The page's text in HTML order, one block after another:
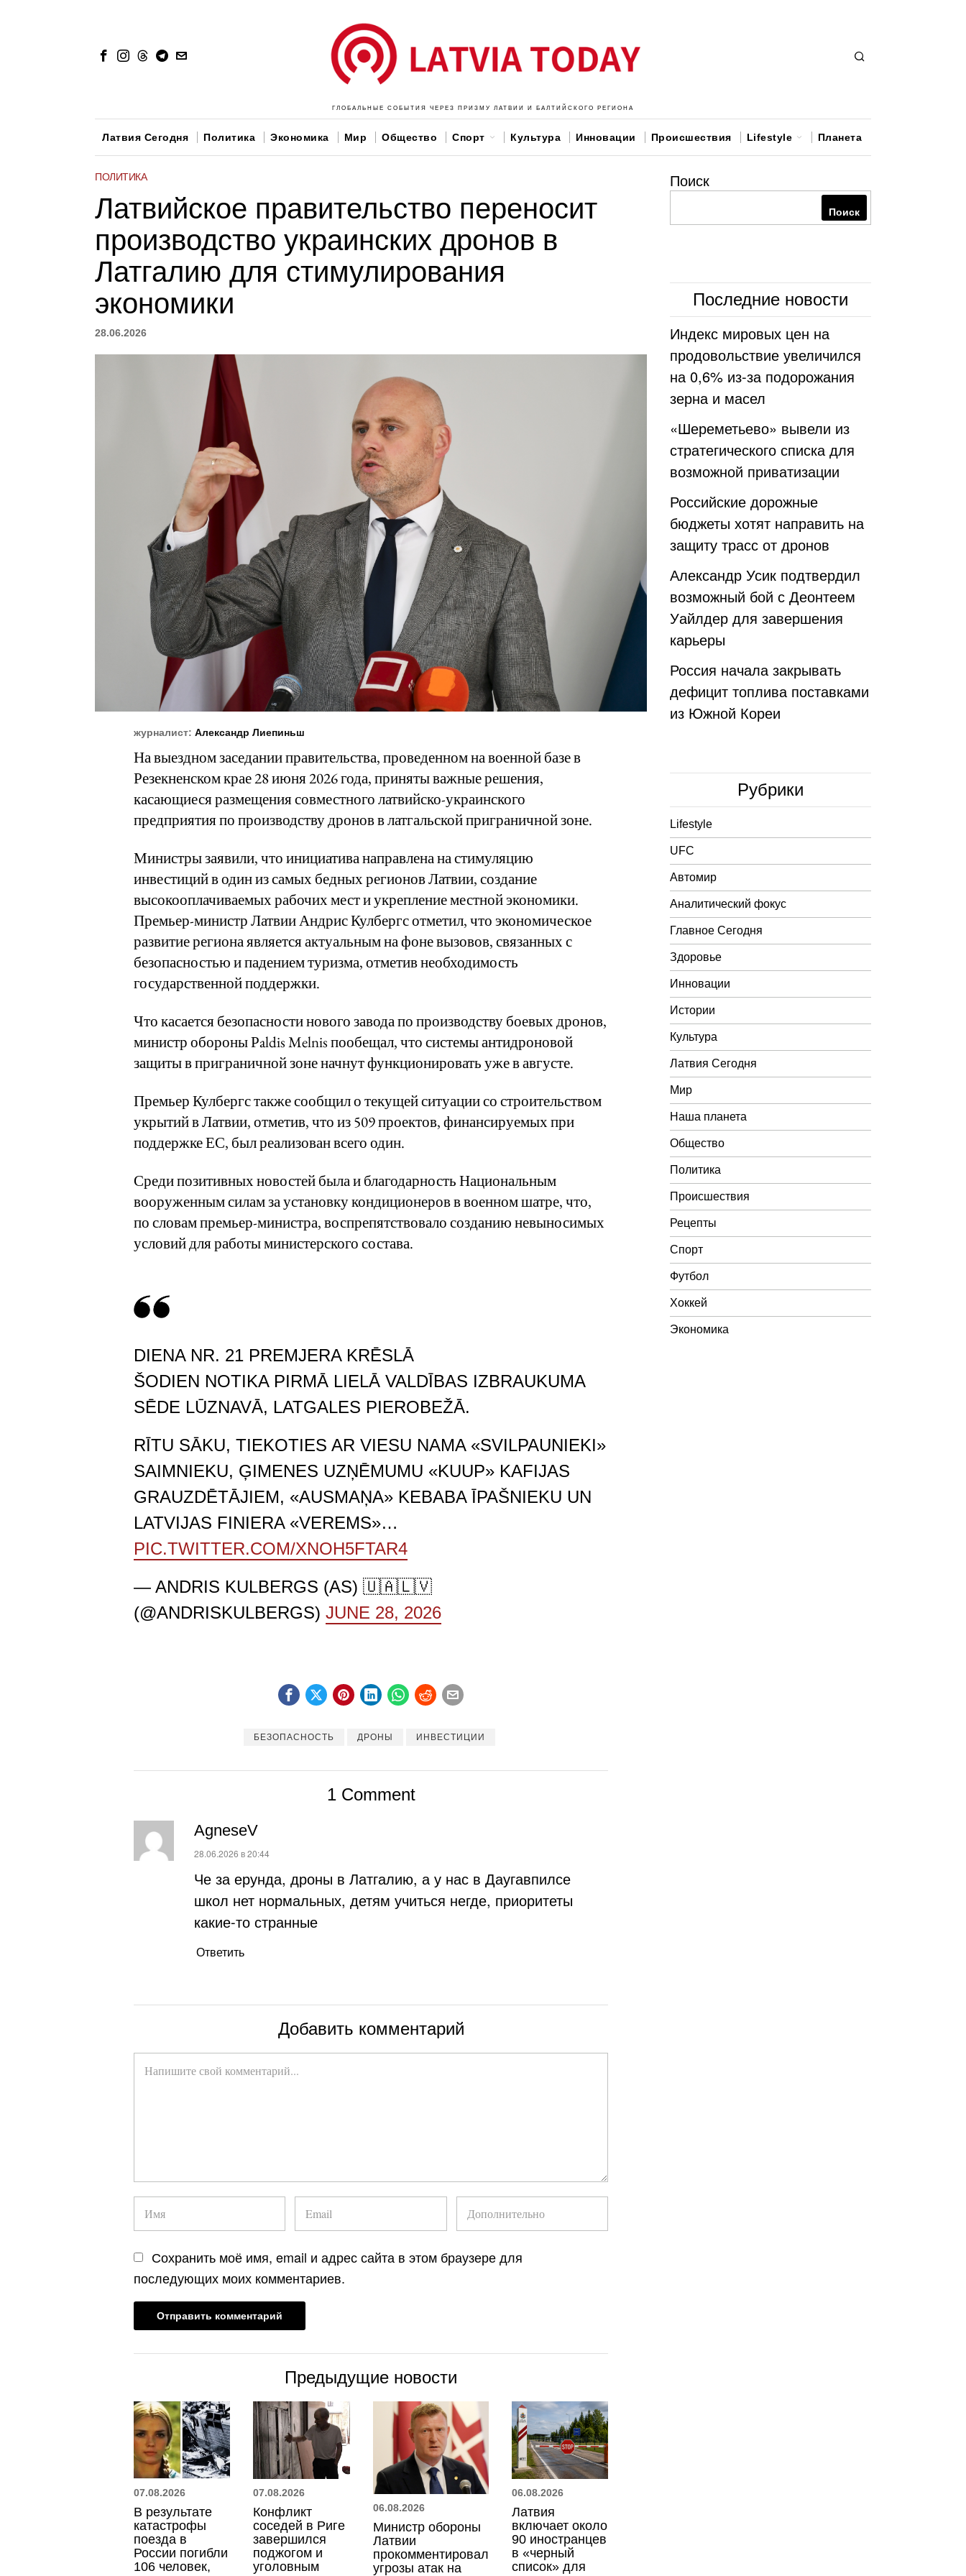
ГЛОБАЛЬНЫЕ СОБЫТИЯ ЧЕРЕЗ ПРИЗМУ ЛАТВИИ И БАЛТИЙСКОГО РЕГИОНА
Латвия Сегодня Политика Экономика Мир Общество Спорт Культура Инновации Происшествия Lifestyle Планета
ПОЛИТИКА
Латвийское правительство переносит
производство украинских дронов в
Латгалию для стимулирования
экономики
28.06.2026
журналист: Александр Лиепиньш
На выездном заседании правительства, проведенном на военной базе в
Резекненском крае 28 июня 2026 года, приняты важные решения,
касающиеся размещения совместного латвийско-украинского
предприятия по производству дронов в латгальской приграничной зоне.
Министры заявили, что инициатива направлена на стимуляцию
инвестиций в один из самых бедных регионов Латвии, создание
высокооплачиваемых рабочих мест и укрепление местной экономики.
Премьер-министр Латвии Андрис Кулбергс отметил, что экономическое
развитие региона является актуальным на фоне вызовов, связанных с
безопасностью и падением туризма, отметив необходимость
государственной поддержки.
Что касается безопасности нового завода по производству боевых дронов,
министр обороны Рaldis Melnis пообещал, что системы антидроновой
защиты в приграничной зоне начнут функционировать уже в августе.
Премьер Кулбергс также сообщил о текущей ситуации со строительством
укрытий в Латвии, отметив, что из 509 проектов, финансируемых при
поддержке ЕС, был реализован всего один.
Среди позитивных новостей была и благодарность Национальным
вооруженным силам за установку кондиционеров в военном шатре, что,
по словам премьер-министра, воспрепятствовало созданию невыносимых
условий для работы министерского состава.
DIENA NR. 21 PREMJERA KRĒSLĀ
ŠODIEN NOTIKA PIRMĀ LIELĀ VALDĪBAS IZBRAUKUMA
SĒDE LŪZNAVĀ, LATGALES PIEROBEŽĀ.
RĪTU SĀKU, TIEKOTIES AR VIESU NAMA «SVILPAUNIEKI»
SAIMNIEKU, ĢIMENES UZŅĒMUMU «KUUP» KAFIJAS
GRAUZDĒTĀJIEM, «AUSMAŅA» KEBABA ĪPAŠNIEKU UN
LATVIJAS FINIERA «VEREMS»…
PIC.TWITTER.COM/XNOH5FTAR4
— ANDRIS KULBERGS (AS) 🇺🇦🇱🇻
(@ANDRISKULBERGS) JUNE 28, 2026
БЕЗОПАСНОСТЬ ДРОНЫ ИНВЕСТИЦИИ
1 Comment
AgneseV
:
28.06.2026 в 20:44
Че за ерунда, дроны в Латгалию, а у нас в Даугавпилсе
школ нет нормальных, детям учиться негде, приоритеты
какие-то странные
Ответить
Добавить комментарий
Сохранить моё имя, email и адрес сайта в этом браузере для
последующих моих комментариев.
Предыдущие новости
07.08.2026
В результате
катастрофы
поезда в
России погибли
106 человек,
07.08.2026
Конфликт
соседей в Риге
завершился
поджогом и
уголовным
06.08.2026
Министр обороны
Латвии
прокомментировал
угрозы атак на
06.08.2026
Латвия
включает около
90 иностранцев
в «черный
список» для
Поиск
Поиск
Последние новости
Индекс мировых цен на
продовольствие увеличился
на 0,6% из-за подорожания
зерна и масел
«Шереметьево» вывели из
стратегического списка для
возможной приватизации
Российские дорожные
бюджеты хотят направить на
защиту трасс от дронов
Александр Усик подтвердил
возможный бой с Деонтеем
Уайлдер для завершения
карьеры
Россия начала закрывать
дефицит топлива поставками
из Южной Кореи
Рубрики
Lifestyle
UFC
Автомир
Аналитический фокус
Главное Сегодня
Здоровье
Инновации
Истории
Культура
Латвия Сегодня
Мир
Наша планета
Общество
Политика
Происшествия
Рецепты
Спорт
Футбол
Хоккей
Экономика